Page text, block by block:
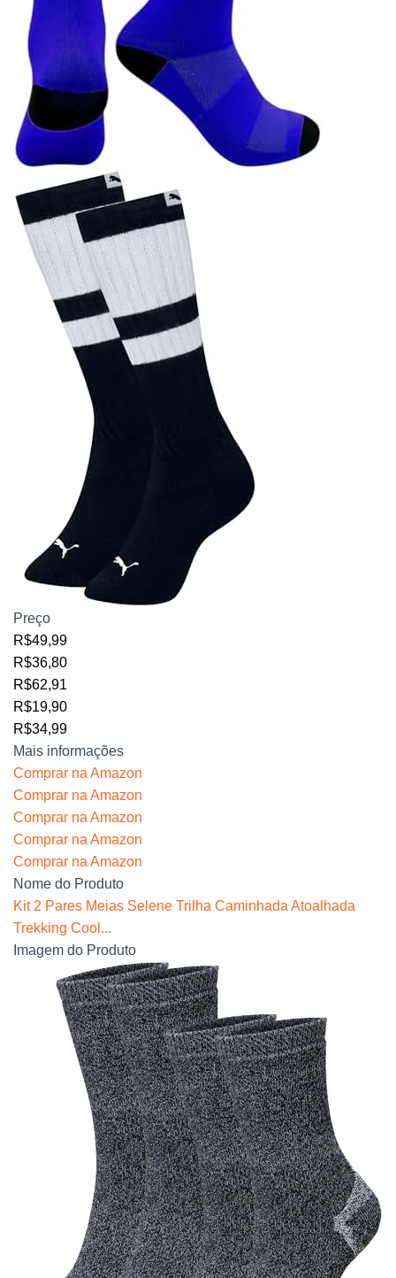
Preço
R$49,99
R$36,80
R$62,91
R$19,90
R$34,99
Mais informações
Comprar na Amazon
Comprar na Amazon
Comprar na Amazon
Comprar na Amazon
Comprar na Amazon
Nome do Produto
Kit 2 Pares Meias Selene Trilha Caminhada Atoalhada
Trekking Cool...
Imagem do Produto